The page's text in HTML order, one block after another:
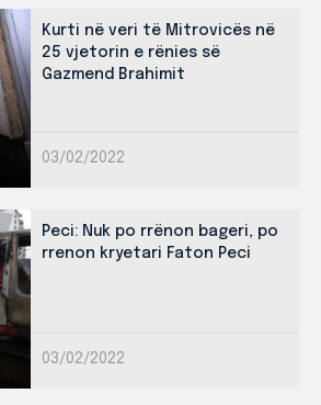
Kurti në veri të Mitrovicës në
25 vjetorin e rënies së
Gazmend Brahimit
03/02/2022
Peci: Nuk po rrënon bageri, po
rrenon kryetari Faton Peci
03/02/2022